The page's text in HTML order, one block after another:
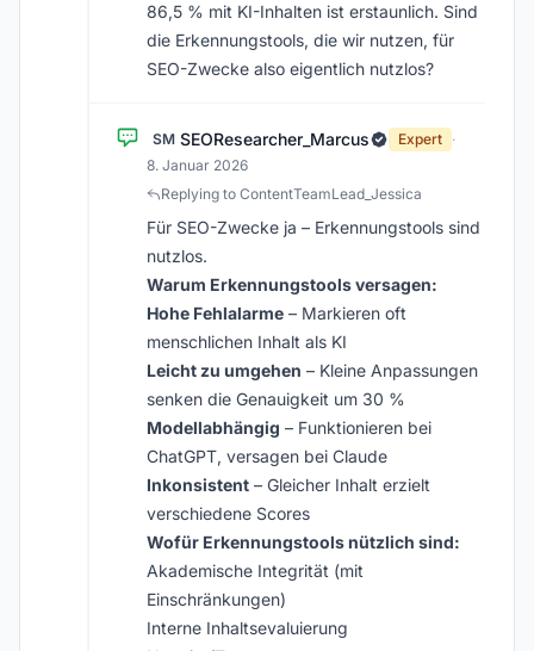
86,5 % mit KI-Inhalten ist erstaunlich. Sind
die Erkennungstools, die wir nutzen, für
SEO-Zwecke also eigentlich nutzlos?
SM SEOResearcher_Marcus Expert ·
8. Januar 2026
Replying to ContentTeamLead_Jessica
Für SEO-Zwecke ja – Erkennungstools sind
nutzlos.
Warum Erkennungstools versagen:
Hohe Fehlalarme – Markieren oft
menschlichen Inhalt als KI
Leicht zu umgehen – Kleine Anpassungen
senken die Genauigkeit um 30 %
Modellabhängig – Funktionieren bei
ChatGPT, versagen bei Claude
Inkonsistent – Gleicher Inhalt erzielt
verschiedene Scores
Wofür Erkennungstools nützlich sind:
Akademische Integrität (mit
Einschränkungen)
Interne Inhaltsevaluierung